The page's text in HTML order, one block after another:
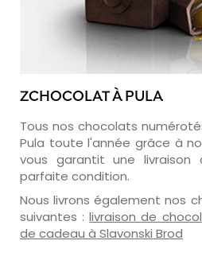
ZCHOCOLAT À PULA
Tous nos chocolats
Pula toute l'année grâce à
vous garantit une
parfaite condition.
Nous livrons également nos
suivantes :livraison de
de cadeau à Slavonski Brod